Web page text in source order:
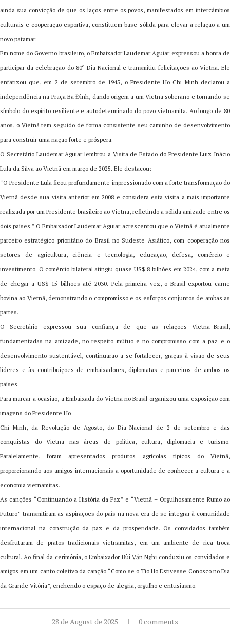
ainda sua convicção de que os laços entre os povos, manifestados em intercâmbios
culturais e cooperação esportiva, constituem base sólida para elevar a relação a um
novo patamar.
Em nome do Governo brasileiro, o Embaixador Laudemar Aguiar expressou a honra de
participar da celebração do 80º Dia Nacional e transmitiu felicitações ao Vietnã. Ele
enfatizou que, em 2 de setembro de 1945, o Presidente Ho Chi Minh declarou a
independência na Praça Ba Đình, dando origem a um Vietnã soberano e tornando-se
símbolo do espírito resiliente e autodeterminado do povo vietnamita. Ao longo de 80
anos, o Vietnã tem seguido de forma consistente seu caminho de desenvolvimento
para construir uma nação forte e próspera.
O Secretário Laudemar Aguiar lembrou a Visita de Estado do Presidente Luiz Inácio
Lula da Silva ao Vietnã em março de 2025. Ele destacou:
“O Presidente Lula ficou profundamente impressionado com a forte transformação do
Vietnã desde sua visita anterior em 2008 e considera esta visita a mais importante
realizada por um Presidente brasileiro ao Vietnã, refletindo a sólida amizade entre os
dois países.” O Embaixador Laudemar Aguiar acrescentou que o Vietnã é atualmente
parceiro estratégico prioritário do Brasil no Sudeste Asiático, com cooperação nos
setores de agricultura, ciência e tecnologia, educação, defesa, comércio e
investimento. O comércio bilateral atingiu quase US$ 8 bilhões em 2024, com a meta
de chegar a US$ 15 bilhões até 2030. Pela primeira vez, o Brasil exportou carne
bovina ao Vietnã, demonstrando o compromisso e os esforços conjuntos de ambas as
partes.
O Secretário expressou sua confiança de que as relações Vietnã–Brasil,
fundamentadas na amizade, no respeito mútuo e no compromisso com a paz e o
desenvolvimento sustentável, continuarão a se fortalecer, graças à visão de seus
líderes e às contribuições de embaixadores, diplomatas e parceiros de ambos os
países.
Para marcar a ocasião, a Embaixada do Vietnã no Brasil organizou uma exposição com
imagens do Presidente Ho
Chi Minh, da Revolução de Agosto, do Dia Nacional de 2 de setembro e das
conquistas do Vietnã nas áreas de política, cultura, diplomacia e turismo.
Paralelamente, foram apresentados produtos agrícolas típicos do Vietnã,
proporcionando aos amigos internacionais a oportunidade de conhecer a cultura e a
economia vietnamitas.
As canções “Continuando a História da Paz” e “Vietnã – Orgulhosamente Rumo ao
Futuro” transmitiram as aspirações do país na nova era de se integrar à comunidade
internacional na construção da paz e da prosperidade. Os convidados também
desfrutaram de pratos tradicionais vietnamitas, em um ambiente de rica troca
cultural. Ao final da cerimônia, o Embaixador Bùi Văn Nghị conduziu os convidados e
amigos em um canto coletivo da canção “Como se o Tio Ho Estivesse Conosco no Dia
da Grande Vitória”, enchendo o espaço de alegria, orgulho e entusiasmo.
28 de August de 2025 0 comments